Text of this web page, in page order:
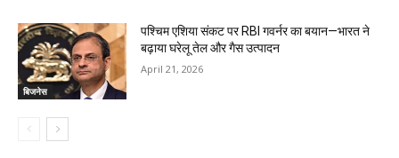
बिजनेस
पश्चिम एशिया संकट पर RBI गवर्नर का बयान—भारत ने
बढ़ाया घरेलू तेल और गैस उत्पादन
April 21, 2026